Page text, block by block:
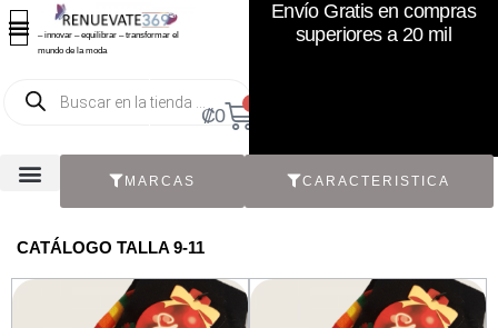
– innovar – equilibrar – transformar el
mundo de la moda
₡0
Envío Gratis en compras
superiores a 20 mil
MARCAS CARACTERISTICA
CATÁLOGO TALLA 9-11